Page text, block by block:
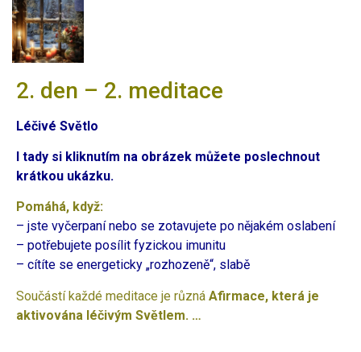
2. den – 2. meditace
Léčivé Světlo
I tady si kliknutím na obrázek můžete poslechnout
krátkou ukázku.
Pomáhá, když:
– jste vyčerpaní nebo se zotavujete po nějakém oslabení
– potřebujete posílit fyzickou imunitu
– cítíte se energeticky „rozhozeně“, slabě
Součástí každé meditace je různá Afirmace, která je
aktivována léčivým Světlem. …